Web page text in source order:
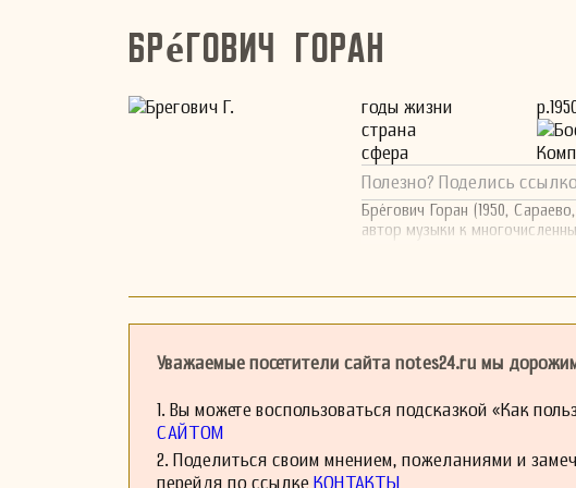
Брéгович Горан
годы жизни
страна
сфера
Полезно? Поделись
Брéгович Горан (1950,
автор музыки к
Уважаемые посетители сайта notes24.ru мы
1. Вы можете воспользоваться подсказкой «Как
САЙТОМ
2. Поделиться своим мнением, пожеланиями и
перейдя по ссылке КОНТАКТЫ